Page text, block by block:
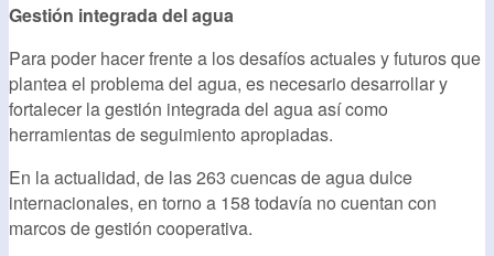
Gestión integrada del agua
Para poder hacer frente a los desafíos actuales y futuros que
plantea el problema del agua, es necesario desarrollar y
fortalecer la gestión integrada del agua así como
herramientas de seguimiento apropiadas.
En la actualidad, de las 263 cuencas de agua dulce
internacionales, en torno a 158 todavía no cuentan con
marcos de gestión cooperativa.